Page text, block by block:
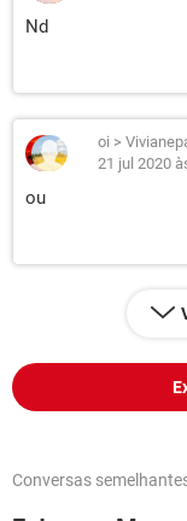
Nd
oi >
21 jul 2020
ou
Conversas